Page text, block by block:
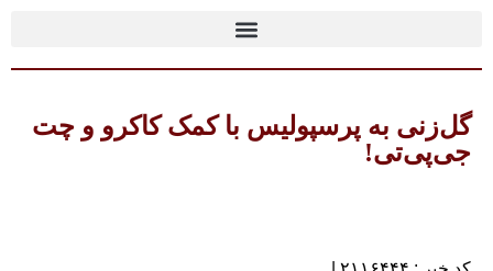
گل‌زنی به پرسپولیس با کمک کاکرو و چت
جی‌پی‌تی!